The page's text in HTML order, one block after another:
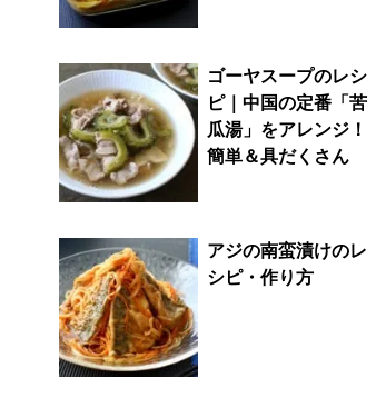
ゴーヤスープのレシ
ピ｜中国の定番「苦
瓜湯」をアレンジ！
簡単＆具だくさん
アジの南蛮漬けのレ
シピ・作り方